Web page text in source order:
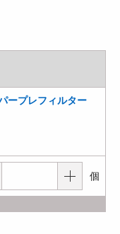
ープレフィルター
個